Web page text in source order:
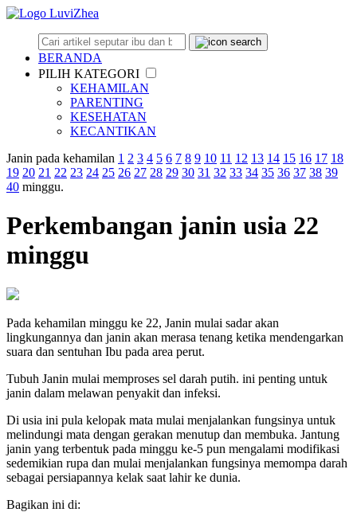
BERANDA
PILIH KATEGORI
KEHAMILAN
PARENTING
KESEHATAN
KECANTIKAN
Janin pada kehamilan 1 2 3 4 5 6 7 8 9 10 11 12 13 14 15 16 17 18
19 20 21 22 23 24 25 26 27 28 29 30 31 32 33 34 35 36 37 38 39
40 minggu.
Perkembangan janin usia 22
minggu
Pada kehamilan minggu ke 22, Janin mulai sadar akan
lingkungannya dan janin akan merasa tenang ketika mendengarkan
suara dan sentuhan Ibu pada area perut.
Tubuh Janin mulai memproses sel darah putih. ini penting untuk
janin dalam melawan penyakit dan infeksi.
Di usia ini pula kelopak mata mulai menjalankan fungsinya untuk
melindungi mata dengan gerakan menutup dan membuka. Jantung
janin yang terbentuk pada minggu ke-5 pun mengalami modifikasi
sedemikian rupa dan mulai menjalankan fungsinya memompa darah
sebagai persiapannya kelak saat lahir ke dunia.
Bagikan ini di: